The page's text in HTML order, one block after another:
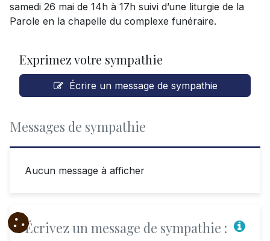
samedi 26 mai de 14h à 17h suivi d’une liturgie de la
Parole en la chapelle du complexe funéraire.
Exprimez votre sympathie
Écrire un message de sympathie
Messages de sympathie
Aucun message à afficher
Écrivez un message de sympathie :